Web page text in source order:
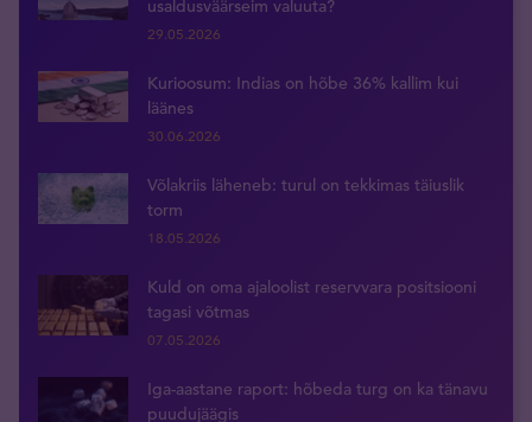
usaldusväärseim valuuta?
29.05.2026
Kurioosum: Indias on hõbe 36% kallim kui
läänes
30.06.2026
Võlakriis läheneb: turul on tekkimas täiuslik
torm
18.05.2026
Kuld on oma ajaloolist reservvara positsiooni
tagasi võtmas
07.05.2026
Iga-aastane raport: hõbeda turg on ka tänavu
puudujäägis